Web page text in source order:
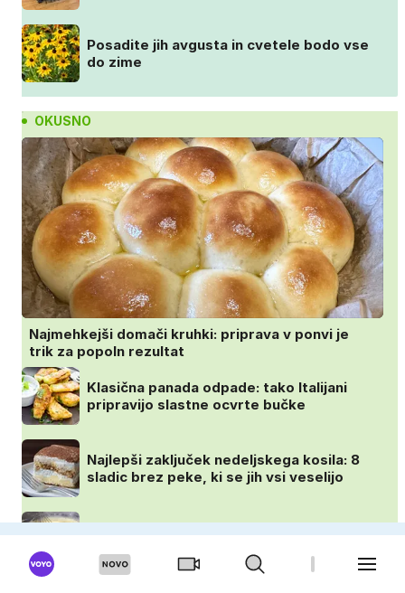
Posadite jih avgusta in cvetele bodo vse
do zime
OKUSNO
Najmehkejši domači kruhki: priprava v ponvi je
trik za popoln rezultat
Klasična panada odpade: tako Italijani
pripravijo slastne ocvrte bučke
Najlepši zaključek nedeljskega kosila: 8
sladic brez peke, ki se jih vsi veselijo
Puding brez kuhanja: preprost trik za